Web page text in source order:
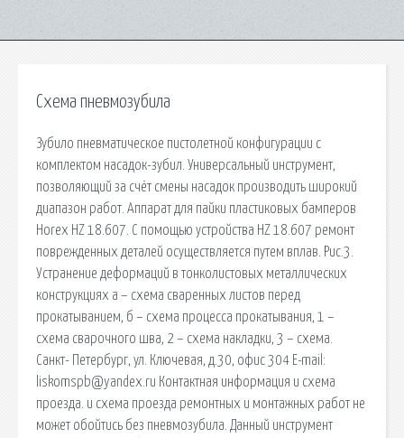
Схема пневмозубила
Зубило пневматическое пистолетной конфигурации с
комплектом насадок-зубил. Универсальный инструмент,
позволяющий за счёт смены насадок производить широкий
диапазон работ. Аппарат для пайки пластиковых бамперов
Horex HZ 18.607. С помощью устройства HZ 18.607 ремонт
поврежденных деталей осуществляется путем вплав. Рис.3.
Устранение деформаций в тонколистовых металлических
конструкциях а – схема сваренных листов перед
прокатыванием, б – схема процесса прокатывания, 1 –
схема сварочного шва, 2 – схема накладки, 3 – схема.
Санкт- Петербург, ул. Ключевая, д.30, офис 304 E-mail:
liskomspb@yandex.ru Контактная информация и схема
проезда. и схема проезда ремонтных и монтажных работ не
может обойтись без пневмозубила. Данный инструмент